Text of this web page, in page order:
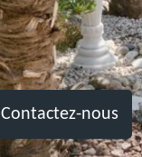
Contactez-nous